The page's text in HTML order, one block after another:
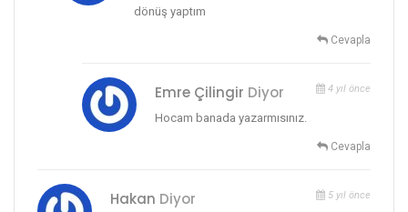
dönüş yaptım
Cevapla
Emre Çilingir Diyor 4 yıl önce
Hocam banada yazarmısınız.
Cevapla
Hakan Diyor 5 yıl önce